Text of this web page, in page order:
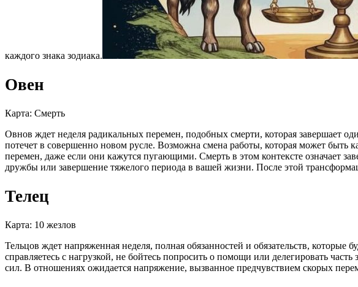
каждого знака зодиака.
Овен
Карта: Смерть
Овнов ждет неделя радикальных перемен, подобных смерти, которая завершает
потечет в совершенно новом русле. Возможна смена работы, которая может
перемен, даже если они кажутся пугающими. Смерть в этом контексте означает
дружбы или завершение тяжелого периода в вашей жизни. После этой
Телец
Карта: 10 жезлов
Тельцов ждет напряженная неделя, полная обязанностей и обязательств,
справляетесь с нагрузкой, не бойтесь попросить о помощи или делегировать
сил. В отношениях ожидается напряжение, вызванное предчувствием скорых